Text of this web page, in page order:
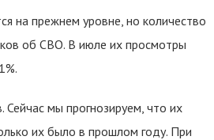
на прежнем уровне, но количество
об СВО. В июле их просмотры
мы прогнозируем, что их
их было в прошлом году. При